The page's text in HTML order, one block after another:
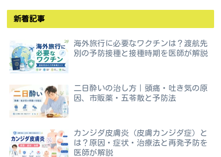
新着記事
海外旅行に必要なワクチンは？渡航先
別の予防接種と接種時期を医師が解説
二日酔いの治し方｜頭痛・吐き気の原
因、市販薬・五苓散と予防法
カンジダ皮膚炎（皮膚カンジダ症）と
は？原因・症状・治療法と再発予防を
医師が解説